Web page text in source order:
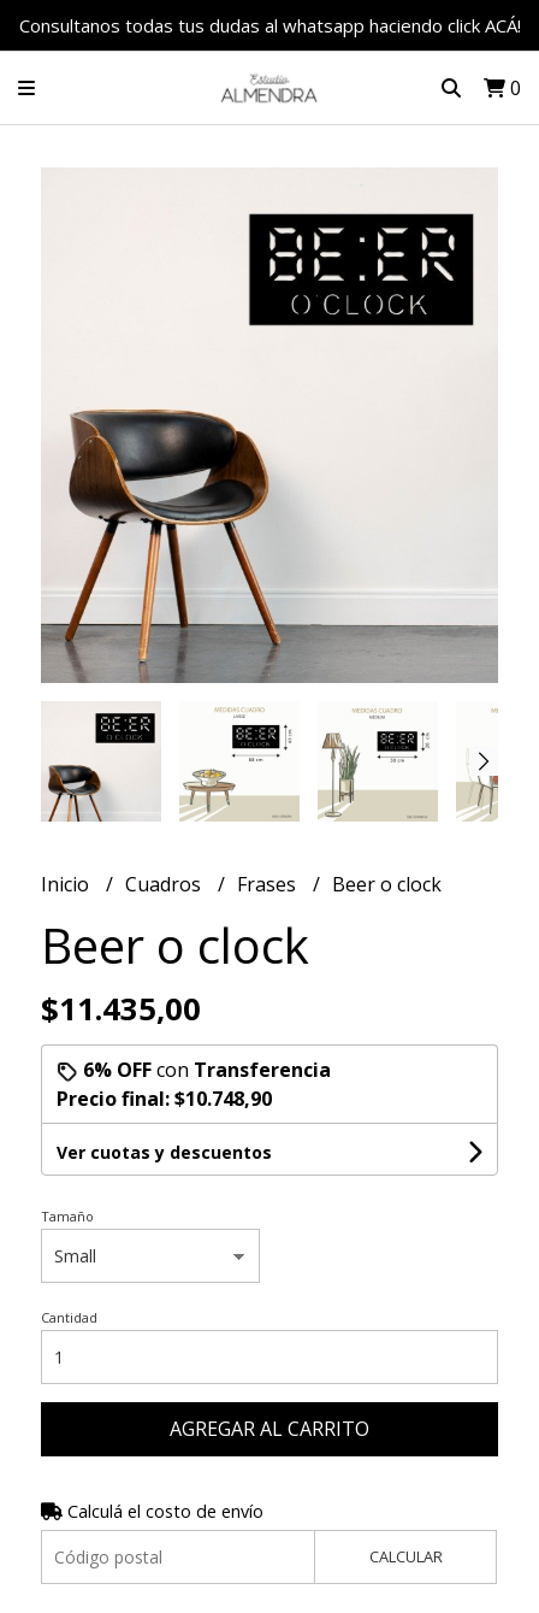
Consultanos todas tus dudas al whatsapp haciendo click ACÁ!
0
Inicio Cuadros Frases Beer o clock
Beer o clock
$11.435,00
6% OFFcon Transferencia
Precio final:$10.748,90
Ver cuotas y descuentos
Tamaño
Cantidad
AGREGAR AL CARRITO
Calculá el costo de envío
CALCULAR